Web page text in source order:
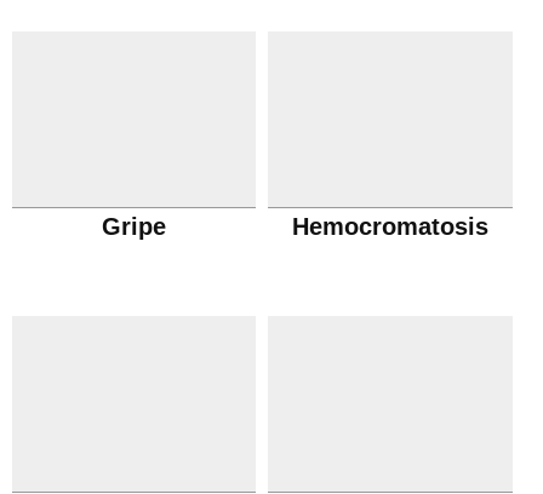
Gripe Hemocromatosis